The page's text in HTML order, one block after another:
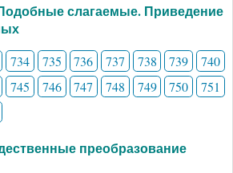
слагаемые. Приведение
734 735 736 737 738 739
740
745 746 747 748 749 750
751
преобразование